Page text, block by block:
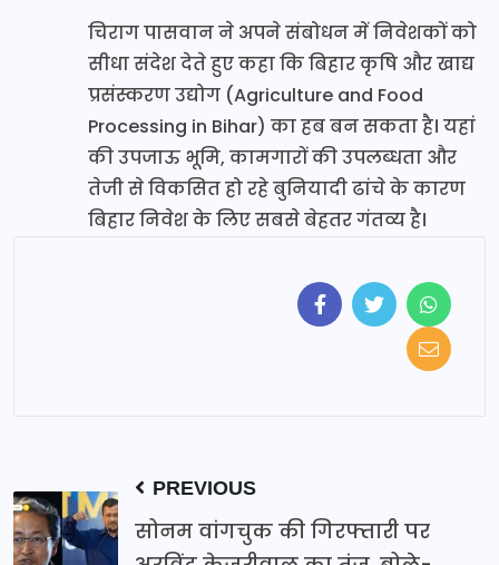
चिराग पासवान ने अपने संबोधन में निवेशकों को
सीधा संदेश देते हुए कहा कि बिहार कृषि और खाद्य
प्रसंस्करण उद्योग (Agriculture and Food
Processing in Bihar) का हब बन सकता है। यहां
की उपजाऊ भूमि, कामगारों की उपलब्धता और
तेजी से विकसित हो रहे बुनियादी ढांचे के कारण
बिहार निवेश के लिए सबसे बेहतर गंतव्य है।
PREVIOUS
सोनम वांगचुक की गिरफ्तारी पर